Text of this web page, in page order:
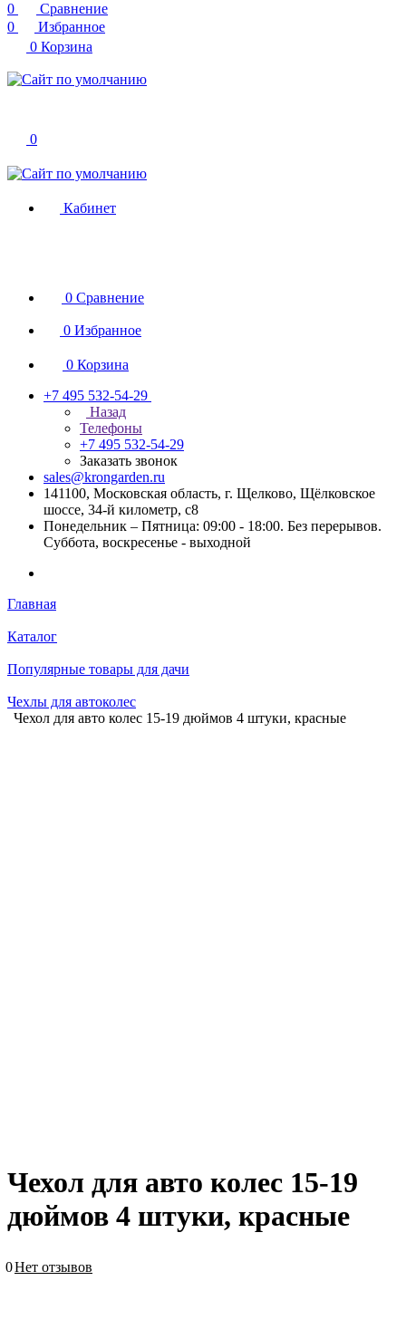
0
Сравнение
0
Избранное
0 Корзина
0
Кабинет
0 Сравнение
0 Избранное
0 Корзина
+7 495 532-54-29
Назад
Телефоны
+7 495 532-54-29
Заказать звонок
sales@krongarden.ru
141100, Московская область, г. Щелково, Щёлковское
шоссе, 34-й километр, с8
Понедельник – Пятница: 09:00 - 18:00. Без перерывов.
Суббота, воскресенье - выходной
Главная
Каталог
Популярные товары для дачи
Чехлы для автоколес
Чехол для авто колес 15-19 дюймов 4 штуки, красные
Чехол для авто колес 15-19
дюймов 4 штуки, красные
0Нет отзывов